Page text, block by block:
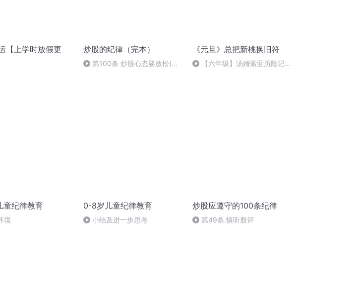
【上学时放假更
炒股的纪律（完本）
第100条 炒股心态要放松(完
《元旦》总把新桃换旧符
【六年级】汤姆索亚历险记
童纪律教育
境
0-8岁儿童纪律教育
小结及进一步思考
炒股应遵守的100条纪律
第49条.慎听股评